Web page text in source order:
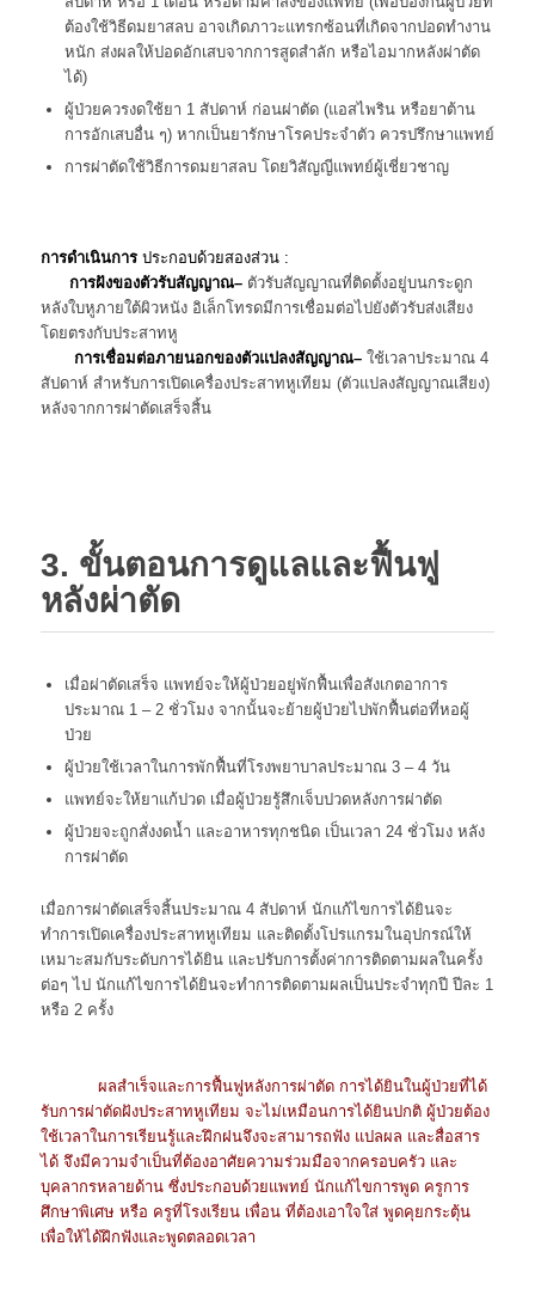
ต้องใช้วิธีดมยาสลบ อาจเกิดภาวะแทรกซ้อนที่เกิดจากปอดทำงาน
หนัก ส่งผลให้ปอดอักเสบจากการสูดสำลัก หรือไอมากหลังผ่าตัด
ได้)
ผู้ป่วยควรงดใช้ยา 1 สัปดาห์ ก่อนผ่าตัด (แอสไพริน หรือยาต้าน
การอักเสบอื่น ๆ) หากเป็นยารักษาโรคประจำตัว ควรปรึกษาแพทย์
การผ่าตัดใช้วิธีการดมยาสลบ โดยวิสัญญีแพทย์ผู้เชี่ยวชาญ
การดำเนินการ ประกอบด้วยสองส่วน :
การฝังของตัวรับสัญญาณ–ตัวรับสัญญาณที่ติดตั้งอยู่บนกระดูก
หลังใบหูภายใต้ผิวหนัง อิเล็กโทรดมีการเชื่อมต่อไปยังตัวรับส่งเสียง
โดยตรงกับประสาทหู
การเชื่อมต่อภายนอกของตัวแปลงสัญญาณ–ใช้เวลาประมาณ 4
สัปดาห์ สำหรับการเปิดเครื่องประสาทหูเทียม (ตัวแปลงสัญญาณเสียง)
หลังจากการผ่าตัดเสร็จสิ้น
3. ขั้นตอนการดูแลและฟื้นฟู
หลังผ่าตัด
เมื่อผ่าตัดเสร็จ แพทย์จะให้ผู้ป่วยอยู่พักฟื้นเพื่อสังเกตอาการ
ประมาณ 1 – 2 ชั่วโมง จากนั้นจะย้ายผู้ป่วยไปพักฟื้นต่อที่หอผู้
ป่วย
ผู้ป่วยใช้เวลาในการพักฟื้นที่โรงพยาบาลประมาณ 3 – 4 วัน
แพทย์จะให้ยาแก้ปวด เมื่อผู้ป่วยรู้สึกเจ็บปวดหลังการผ่าตัด
ผู้ป่วยจะถูกสั่งงดน้ำ และอาหารทุกชนิด เป็นเวลา 24 ชั่วโมง หลัง
การผ่าตัด
เมื่อการผ่าตัดเสร็จสิ้นประมาณ 4 สัปดาห์ นักแก้ไขการได้ยินจะ
ทำการเปิดเครื่องประสาทหูเทียม และติดตั้งโปรแกรมในอุปกรณ์ให้
เหมาะสมกับระดับการได้ยิน และปรับการตั้งค่าการติดตามผลในครั้ง
ต่อๆ ไป นักแก้ไขการได้ยินจะทำการติดตามผลเป็นประจำทุกปี ปีละ 1
หรือ 2 ครั้ง
ผลสําเร็จและการฟื้นฟูหลังการผ่าตัด การได้ยินในผู้ป่วยที่ได้
รับการผ่าตัดฝังประสาทหูเทียม จะไม่เหมือนการได้ยินปกติ ผู้ป่วยต้อง
ใช้เวลาในการเรียนรู้และฝึกฝนจึงจะสามารถฟัง แปลผล และสื่อสาร
ได้ จึงมีความจําเป็นที่ต้องอาศัยความร่วมมือจากครอบครัว และ
บุคลากรหลายด้าน ซึ่งประกอบด้วยแพทย์ นักแก้ไขการพูด ครูการ
ศึกษาพิเศษ หรือ ครูที่โรงเรียน เพื่อน ที่ต้องเอาใจใส่ พูดคุยกระตุ้น
เพื่อให้ได้ฝึกฟังและพูดตลอดเวลา